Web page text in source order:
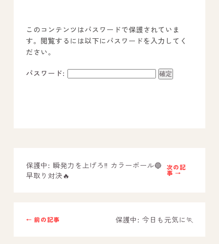
事業所のご案内
－ オールピース宗像事業所
－ オールピース福津事業所
スタッフブログ
－ 春日事業所のブログ
このコンテンツはパスワードで保護されていま
す。閲覧するには以下にパスワードを入力してく
ださい。
パスワード:
次の記
事 →
保護中: 瞬発力を上げろ‼️ カラーボール🔵
早取り対決🔥
← 前の記事 保護中: 今日も元気に🏃